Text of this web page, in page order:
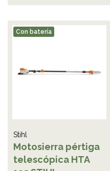
Con batería
Stihl
Motosierra pértiga
telescópica HTA